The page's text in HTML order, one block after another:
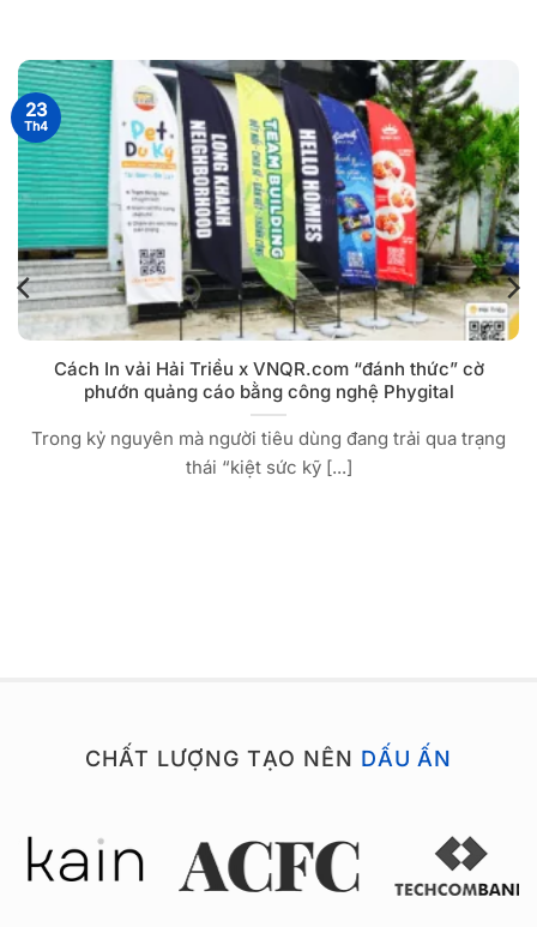
Cách In vải Hải Triều x VNQR.com “đánh thức” cờ
phướn quảng cáo bằng công nghệ Phygital
Trong kỷ nguyên mà người tiêu dùng đang trải qua trạng
thái “kiệt sức kỹ [...]
23
Th4
CHẤT LƯỢNG TẠO NÊN DẤU ẤN